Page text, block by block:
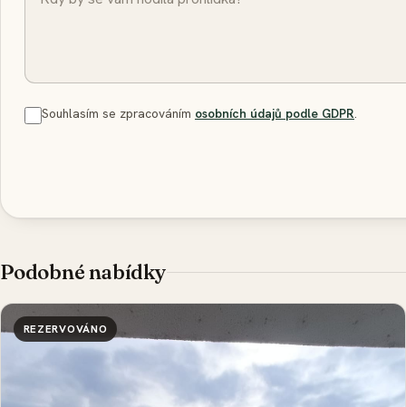
Souhlasím se zpracováním osobních údajů podle GDPR.
Podobné nabídky
REZERVOVÁNO